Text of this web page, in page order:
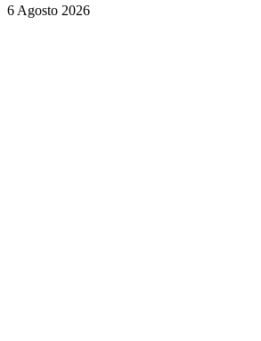
6 Agosto 2026